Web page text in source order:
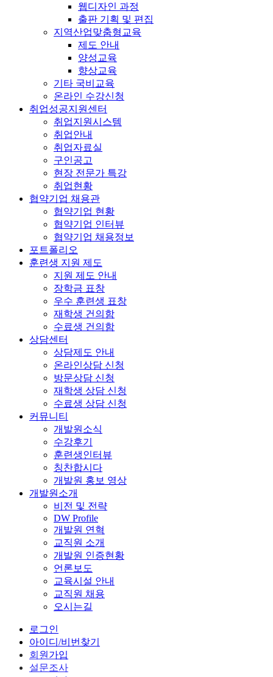
웹디자인 과정
출판 기획 및 편집
지역산업맞춤형교육
제도 안내
양성교육
향상교육
기타 국비교육
온라인 수강신청
취업성공지원센터
취업지원시스템
취업안내
취업자료실
구인공고
현장 전문가 특강
취업현황
협약기업 채용관
협약기업 현황
협약기업 인터뷰
협약기업 채용정보
포트폴리오
훈련생 지원 제도
지원 제도 안내
장학금 표창
우수 훈련생 표창
재학생 건의함
수료생 건의함
상담센터
상담제도 안내
온라인상담 신청
방문상담 신청
재학생 상담 신청
수료생 상담 신청
커뮤니티
개발원소식
수강후기
훈련생인터뷰
칭찬합시다
개발원 홍보 영상
개발원소개
비전 및 전략
DW Profile
개발원 연혁
교직원 소개
개발원 인증현황
언론보도
교육시설 안내
교직원 채용
오시는길
로그인
아이디/비번찾기
회원가입
설문조사